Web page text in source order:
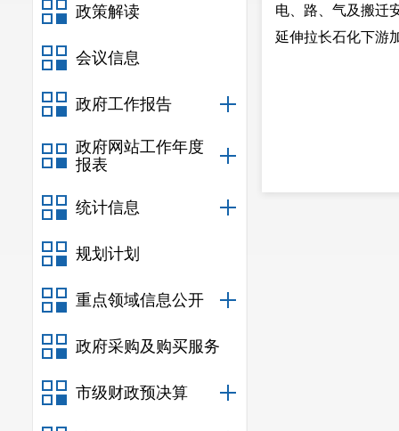
政策解读
会议信息
政府工作报告
政府网站工作年度
报表
统计信息
规划计划
重点领域信息公开
政府采购及购买服务
市级财政预决算
电、路、气及搬迁
延伸拉长石化下游